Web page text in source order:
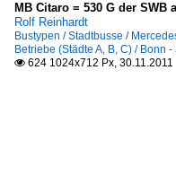
MB Citaro = 530 G der SWB
Rolf Reinhardt
Bustypen / Stadtbusse /
Betriebe (Städte A, B, C) / Bonn
 624 1024x712 Px, 30.11.2011